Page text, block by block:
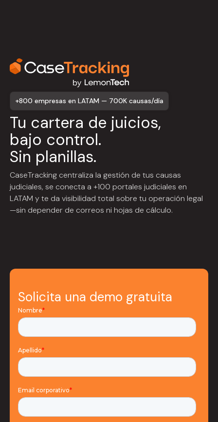
+800 empresas en LATAM — 700K causas/día
Tu cartera de juicios,
bajo control.
Sin planillas.
CaseTracking centraliza la gestión de tus causas
judiciales, se conecta a +100 portales judiciales en
LATAM y te da visibilidad total sobre tu operación legal
—sin depender de correos ni hojas de cálculo.
Solicita una demo gratuita